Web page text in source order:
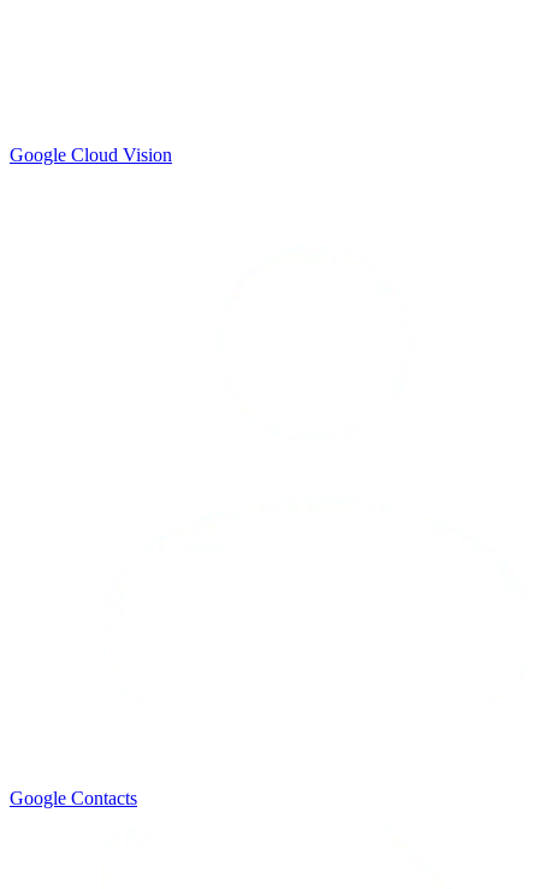
Google Cloud Vision
Google Contacts